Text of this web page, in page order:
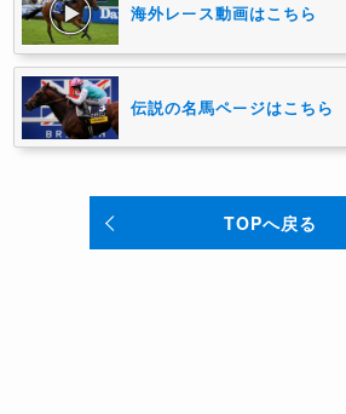
海外レース動画はこちら
伝説の名馬ページはこちら
TOPへ戻る